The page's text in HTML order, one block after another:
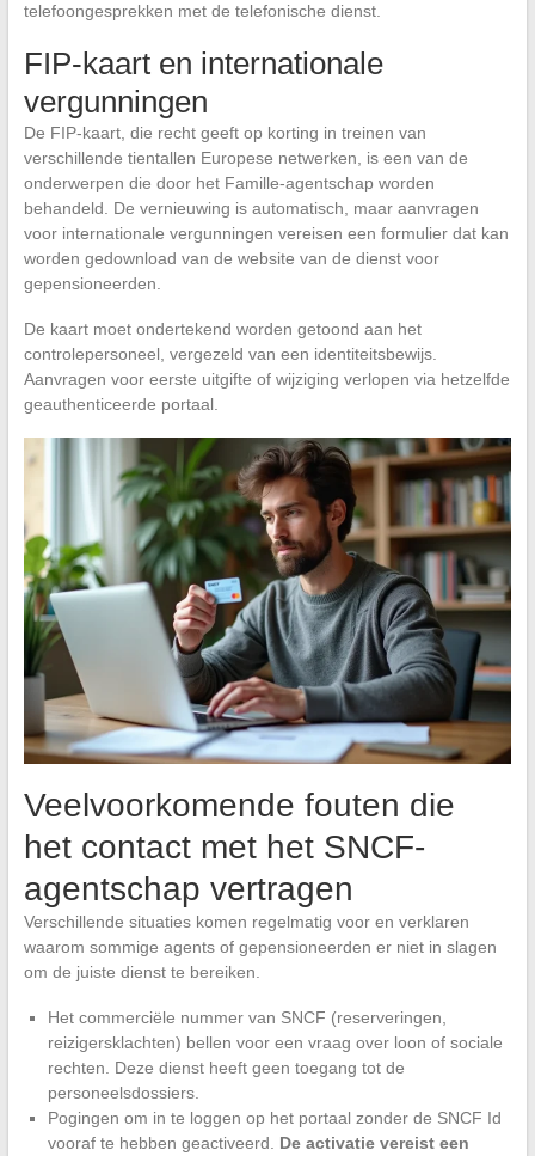
telefoongesprekken met de telefonische dienst.
FIP-kaart en internationale
vergunningen
De FIP-kaart, die recht geeft op korting in treinen van
verschillende tientallen Europese netwerken, is een van de
onderwerpen die door het Famille-agentschap worden
behandeld. De vernieuwing is automatisch, maar aanvragen
voor internationale vergunningen vereisen een formulier dat kan
worden gedownload van de website van de dienst voor
gepensioneerden.
De kaart moet ondertekend worden getoond aan het
controlepersoneel, vergezeld van een identiteitsbewijs.
Aanvragen voor eerste uitgifte of wijziging verlopen via hetzelfde
geauthenticeerde portaal.
Veelvoorkomende fouten die
het contact met het SNCF-
agentschap vertragen
Verschillende situaties komen regelmatig voor en verklaren
waarom sommige agents of gepensioneerden er niet in slagen
om de juiste dienst te bereiken.
Het commerciële nummer van SNCF (reserveringen,
reizigersklachten) bellen voor een vraag over loon of sociale
rechten. Deze dienst heeft geen toegang tot de
personeelsdossiers.
Pogingen om in te loggen op het portaal zonder de SNCF Id
vooraf te hebben geactiveerd. De activatie vereist een